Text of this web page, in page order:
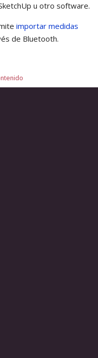
u otro software.
importar medidas
de Bluetooth.